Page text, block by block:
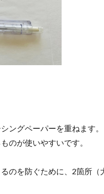
ングペーパーを重ねます。
のが使いやすいです。
のを防ぐために、2箇所